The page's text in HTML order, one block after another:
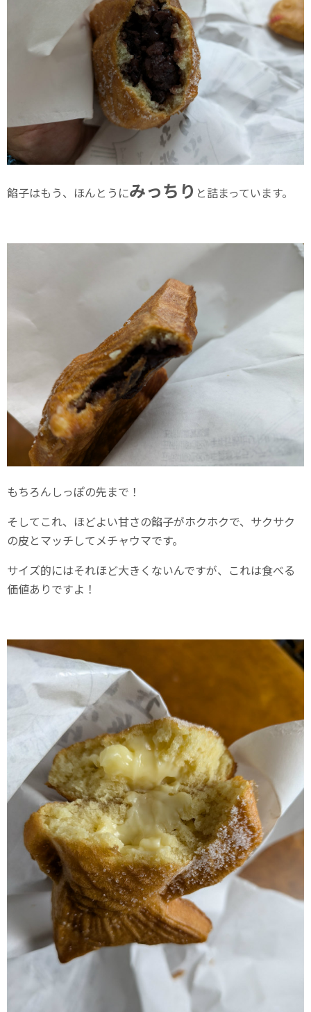
餡子はもう、ほんとうにみっちり と詰まっています。
もちろんしっぽの先まで！
そしてこれ、ほどよい甘さの餡子がホクホクで、サクサク
の皮とマッチしてメチャウマです。
サイズ的にはそれほど大きくないんですが、これは食べる
価値ありですよ！